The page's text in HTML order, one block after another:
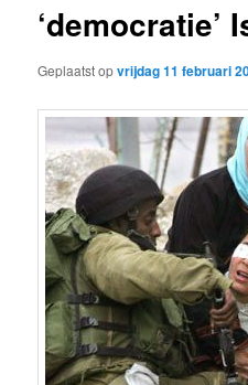
‘democratie’
Geplaatst opvrijdag 11 februari